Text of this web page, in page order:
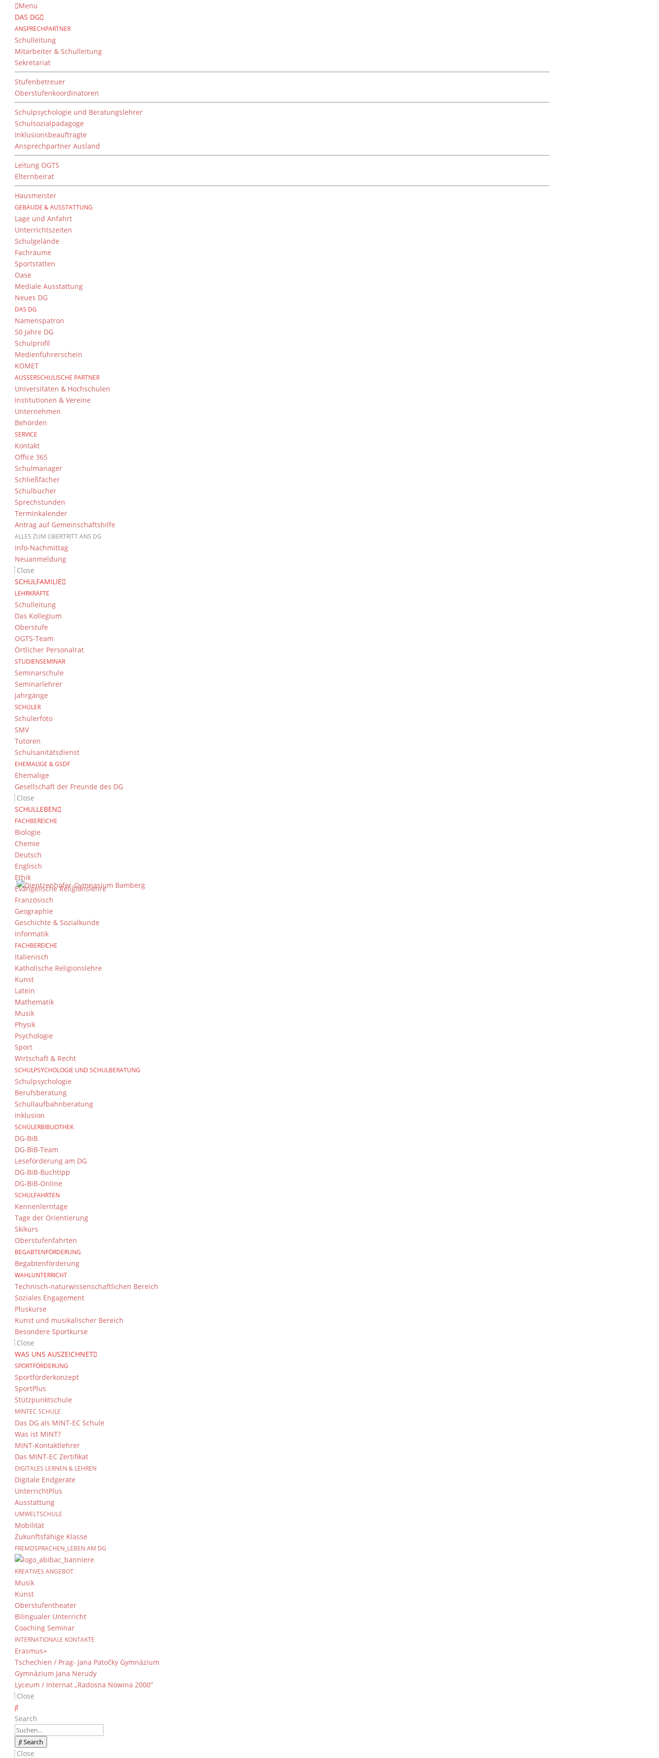
Menu
DAS DG
ANSPRECHPARTNER
Schulleitung
Mitarbeiter & Schulleitung
Sekretariat
Stufenbetreuer
Oberstufenkoordinatoren
Schulpsychologie und Beratungslehrer
Schulsozialpädagoge
Inklusionsbeauftragte
Ansprechpartner Ausland
Leitung OGTS
Elternbeirat
Hausmeister
GEBÄUDE & AUSSTATTUNG
Lage und Anfahrt
Unterrichtszeiten
Schulgelände
Fachräume
Sportstätten
Oase
Mediale Ausstattung
Neues DG
DAS DG
Namenspatron
50 Jahre DG
Schulprofil
Medienführerschein
KOMET
AUSSERSCHULISCHE PARTNER
Universitäten & Hochschulen
Institutionen & Vereine
Unternehmen
Behörden
SERVICE
Kontakt
Office 365
Schulmanager
Schließfächer
Schulbücher
Sprechstunden
Terminkalender
Antrag auf Gemeinschaftshilfe
ALLES ZUM ÜBERTRITT ANS DG
Info-Nachmittag
Neuanmeldung
Close
SCHULFAMILIE
LEHRKRÄFTE
Schulleitung
Das Kollegium
Oberstufe
OGTS-Team
Örtlicher Personalrat
STUDIENSEMINAR
Seminarschule
Seminarlehrer
Jahrgänge
SCHÜLER
Schülerfoto
SMV
Tutoren
Schulsanitätsdienst
EHEMALIGE & GSDF
Ehemalige
Gesellschaft der Freunde des DG
Close
SCHULLEBEN
FACHBEREICHE
Biologie
Chemie
Deutsch
Englisch
Ethik
Evangelische Religionslehre
Französisch
Geographie
Geschichte & Sozialkunde
Informatik
FACHBEREICHE
Italienisch
Katholische Religionslehre
Kunst
Latein
Mathematik
Musik
Physik
Psychologie
Sport
Wirtschaft & Recht
SCHULPSYCHOLOGIE UND SCHULBERATUNG
Schulpsychologie
Berufsberatung
Schullaufbahnberatung
Inklusion
SCHÜLERBIBLIOTHEK
DG-BiB
DG-BiB-Team
Leseförderung am DG
DG-BiB-Buchtipp
DG-BiB-Online
SCHULFAHRTEN
Kennenlerntage
Tage der Orientierung
Skikurs
Oberstufenfahrten
BEGABTENFÖRDERUNG
Begabtenförderung
WAHLUNTERRICHT
Technisch-naturwissenschaftlichen Bereich
Soziales Engagement
Pluskurse
Kunst und musikalischer Bereich
Besondere Sportkurse
Close
WAS UNS AUSZEICHNET
SPORTFÖRDERUNG
Sportförderkonzept
SportPlus
Stützpunktschule
MINTEC SCHULE
Das DG als MINT-EC Schule
Was ist MINT?
MINT-Kontaktlehrer
Das MINT-EC Zertifikat
DIGITALES LERNEN & LEHREN
Digitale Endgeräte
UnterrichtPlus
Ausstattung
UMWELTSCHULE
Mobilität
Zukunftsfähige Klasse
FREMDSPRACHEN_LEBEN AM DG
KREATIVES ANGEBOT
Musik
Kunst
Oberstufentheater
Bilingualer Unterricht
Coaching Seminar
INTERNATIONALE KONTAKTE
Erasmus+
Tschechien / Prag- Jana Patočky Gymnázium
Gymnázium Jana Nerudy
Lyceum / Internat „Radosna Nowina 2000”
Close
Search
Search
Close
Mein Baum
von
Das ganze Jahr haben sie “ihren” Baum beobachtet, fotographiert, gezeichnet und dokumentiert. Nun halten sie das
Ergebnis stolz in Händen. Und wahrscheinlich haben die Schüler, wenn man zwischen den Zeilen lesen kann, auch
eine Beziehung zu ihrem Baum aufgebaut.
Wie heißt mein Baum?
Welche Eigenschaften hat er? Welche Früchte trägt er? Ist er damit ein typischer Vertreter seiner Art?
Welche Veränderungen bewirken die Jahreszeiten am Baum?